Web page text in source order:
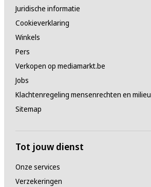
Juridische informatie
Cookieverklaring
Winkels
Pers
Verkopen op mediamarkt.be
Jobs
Klachtenregeling mensenrechten en milieu
Sitemap
Tot jouw dienst
Onze services
Verzekeringen